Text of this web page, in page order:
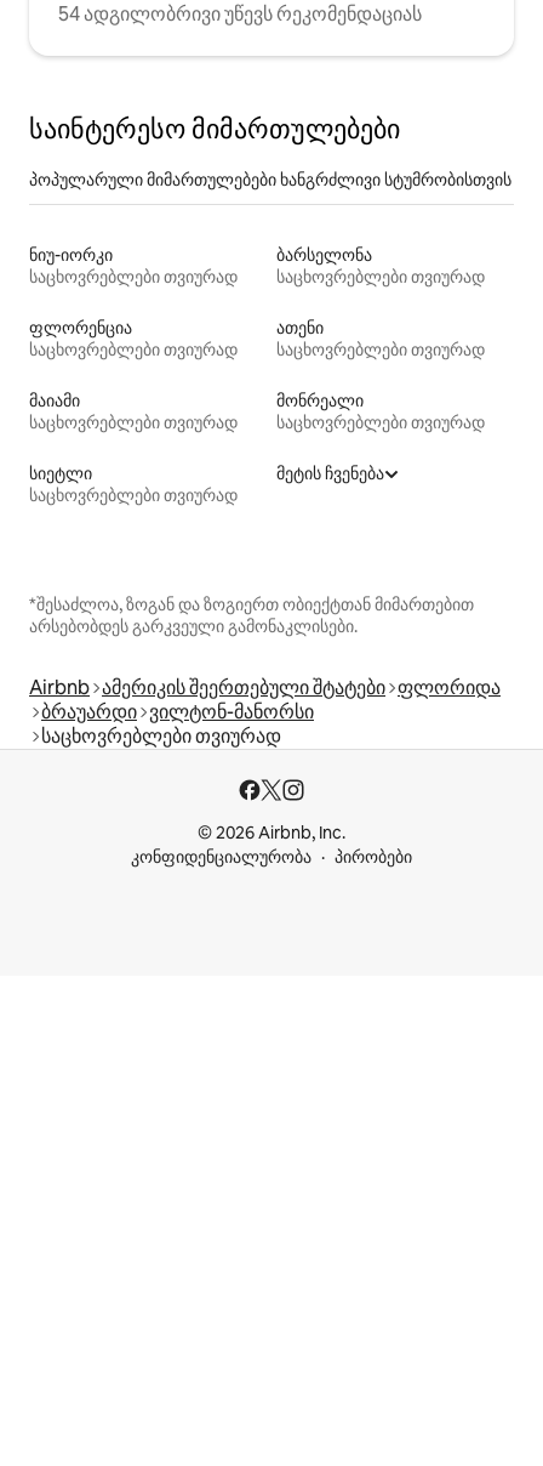
54 ადგილობრივი უწევს რეკომენდაციას
საინტერესო მიმართულებები
პოპულარული მიმართულებები ხანგრძლივი სტუმრობისთვის
ნიუ-იორკი
საცხოვრებლები თვიურად
ბარსელონა
საცხოვრებლები თვიურად
ფლორენცია
საცხოვრებლები თვიურად
ათენი
საცხოვრებლები თვიურად
მაიამი
საცხოვრებლები თვიურად
მონრეალი
საცხოვრებლები თვიურად
სიეტლი
საცხოვრებლები თვიურად
მეტის ჩვენება
*შესაძლოა, ზოგან და ზოგიერთ ობიექტთან მიმართებით
არსებობდეს გარკვეული გამონაკლისები.
Airbnb ამერიკის შეერთებული შტატები ფლორიდა
ბრაუარდი ვილტონ-მანორსი
საცხოვრებლები თვიურად
© 2026 Airbnb, Inc.
კონფიდენციალურობა
პირობები